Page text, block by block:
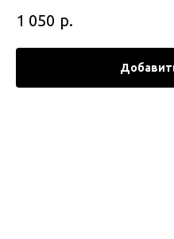
1 050 р.